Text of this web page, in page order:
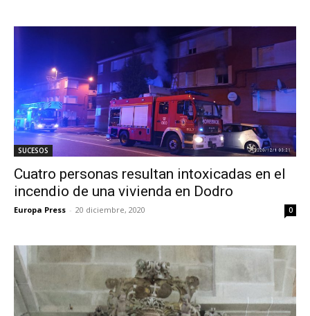
SUCESOS
Cuatro personas resultan intoxicadas en el
incendio de una vivienda en Dodro
Europa Press - 20 diciembre, 2020 0